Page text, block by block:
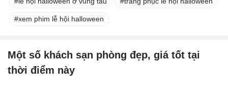
xem phim lễ hội halloween
Một số khách sạn phòng đẹp, giá tốt tại
thời điểm này